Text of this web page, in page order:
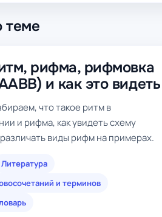
теме
рифма, рифмовка
и как это видеть
что такое ритм в
и рифма, как увидеть схему
виды рифм на примерах.
Литература
и терминов